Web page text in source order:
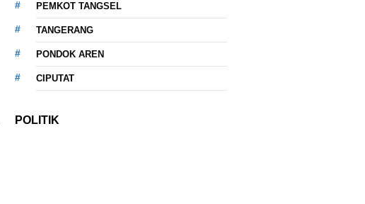
PEMKOT TANGSEL
TANGERANG
PONDOK AREN
CIPUTAT
POLITIK